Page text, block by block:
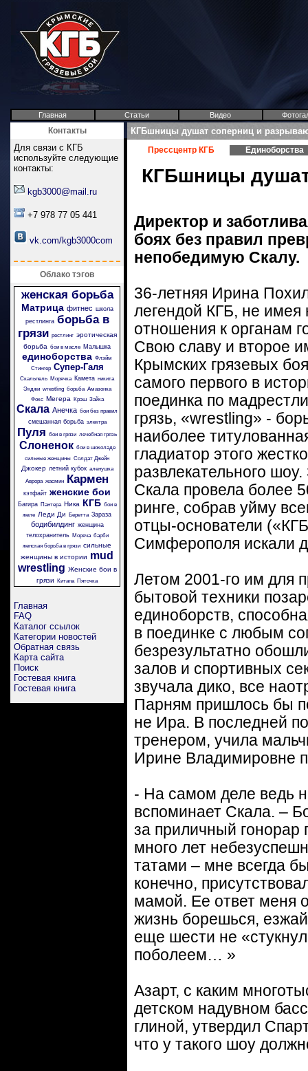
Главная Статьи Видео
Контакты
Для связи с КГБ
используйте следующие
контакты:
kgb3000@mail.ru
+7 978 77 05 441
vk.com/kgb3000com
Облако тэгов
женская борьба
Матрица фитнес школа
рестлинга борьба в
грязи рестлинг эротическая
борьба бои в масле Малышка
единоборства Флэйм
Стингер Супер-Галя
Скальпель Морячка Камета никита
Энджи wrestling борьба Амазонка
Фокс Мегера Крэш Зайка
Скала Анечка бои без правил
смешанная борьба электра
Пуля бои в грязи лечебная грязь
Слоненок бои в шоколаде
сильные женщины Солдат Джейн
Джокер летний кубок аленушка
Аврора жасмин Кармен
кэтфайт женские бои
Багира Пантера Ника КГБ бои в
желе Леди Ди Беретта Зараза
бодибилдинг женщина
телохранитель
Моряча барби
женская борьба в грязи сильные
женщины в истории mud
wrestling Женские бои в
грязи
Китана Пяточка
Главная
FAQ
Каталог ссылок
Категории новостей
Обратная связь
Карта сайта
Поиск
Гостевая книга
Гостевая книга
КГБшницы душат соперниц и
Прессцентр КГБ Единоборства
КГБшницы
Директор и
боях без правил
непобедимую Скалу.
36-летняя Ирина
легендой КГБ, не имея
отношения к органам
Свою славу и второе
Крымских грязевых
самого первого в
поединка по
грязь, «wrestling» -
наиболее
гладиатор этого
развлекательного
Скала провела более
ринге, собрав уйму
отцы-основатели
Симферополя искали
Летом 2001-го им для
бытовой техники
единоборств,
в поединке с любым
безрезультатно
залов и спортивных
звучала дико, все
Парням пришлось бы
не Ира. В последней
тренером, учила
Ирине Владимировне
- На самом деле ведь
вспоминает Скала. –
за приличный гонорар
много лет
татами – мне всегда
конечно,
мамой. Ее ответ меня
жизнь борешься,
еще шести не
поболеем… »
Азарт, с каким
детском надувном
глиной, утвердил
что у такого шоу